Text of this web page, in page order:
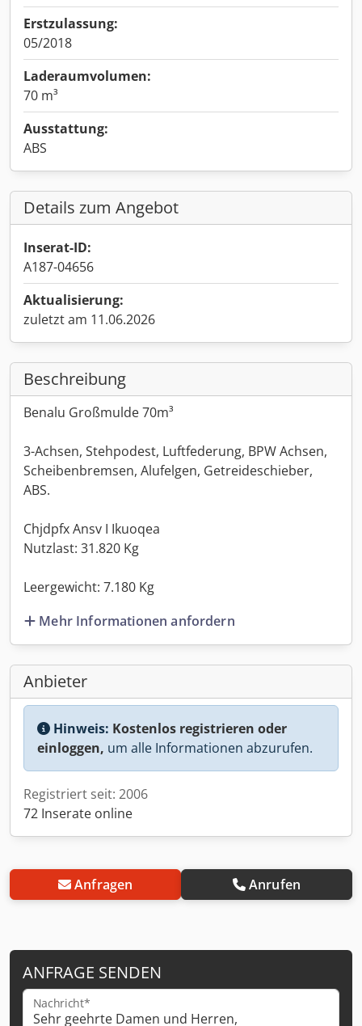
Erstzulassung:
05/2018
Laderaumvolumen:
70 m³
Ausstattung:
ABS
Details zum Angebot
Inserat-ID:
A187-04656
Aktualisierung:
zuletzt am 11.06.2026
Beschreibung
Benalu Großmulde 70m³
3-Achsen, Stehpodest, Luftfederung, BPW Achsen,
Scheibenbremsen, Alufelgen, Getreideschieber,
ABS.
Chjdpfx Ansv I Ikuoqea
Nutzlast: 31.820 Kg
Leergewicht: 7.180 Kg
Mehr Informationen anfordern
Anbieter
Hinweis: Kostenlos registrieren oder
einloggen, um alle Informationen abzurufen.
Registriert seit: 2006
72 Inserate online
Anfragen Anrufen
ANFRAGE SENDEN
Nachricht*